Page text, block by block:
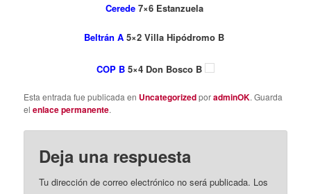
Cerede7×6 Estanzuela
Beltrán A 5×2 Villa Hipódromo B
COP B 5×4 Don Bosco B
Esta entrada fue publicada en UncategorizedporadminOK. Guarda
elenlace permanente.
Deja una respuesta
Tu dirección de correo electrónico no será publicada. Los